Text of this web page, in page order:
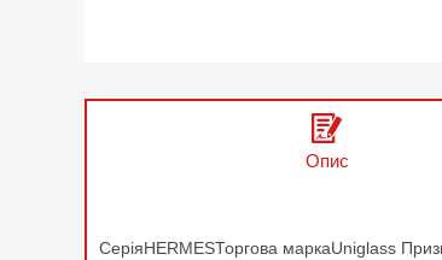
Опис
СеріяHERMESТоргова маркаUniglass